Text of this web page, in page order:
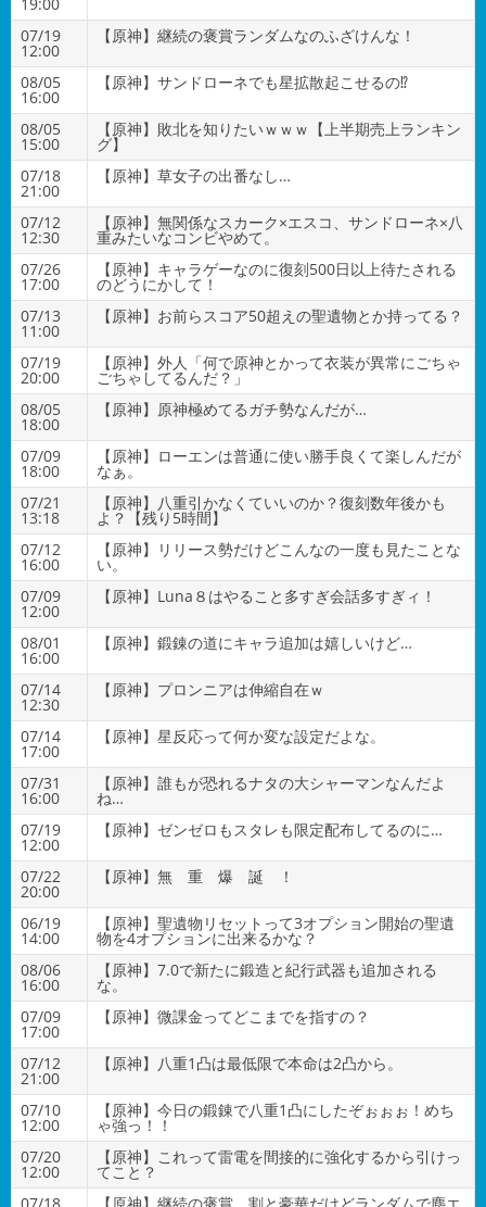
07/19
12:00
【原神】継続の褒賞ランダムなのふざけんな！
08/05
16:00
【原神】サンドローネでも星拡散起こせるの⁉
08/05
15:00
【原神】敗北を知りたいｗｗｗ【上半期売上ランキン
グ】
07/18
21:00
【原神】草女子の出番なし…
07/12
12:30
【原神】無関係なスカーク×エスコ、サンドローネ×八
重みたいなコンビやめて。
07/26
17:00
【原神】キャラゲーなのに復刻500日以上待たされる
のどうにかして！
07/13
11:00
【原神】お前らスコア50超えの聖遺物とか持ってる？
07/19
20:00
【原神】外人「何で原神とかって衣装が異常にごちゃ
ごちゃしてるんだ？」
08/05
18:00
【原神】原神極めてるガチ勢なんだが…
07/09
18:00
【原神】ローエンは普通に使い勝手良くて楽しんだが
なぁ。
07/21
13:18
【原神】八重引かなくていいのか？復刻数年後かも
よ？【残り5時間】
07/12
16:00
【原神】リリース勢だけどこんなの一度も見たことな
い。
07/09
12:00
【原神】Luna８はやること多すぎ会話多すぎィ！
08/01
16:00
【原神】鍛錬の道にキャラ追加は嬉しいけど…
07/14
12:30
【原神】プロンニアは伸縮自在ｗ
07/14
17:00
【原神】星反応って何か変な設定だよな。
07/31
16:00
【原神】誰もが恐れるナタの大シャーマンなんだよ
ね…
07/19
12:00
【原神】ゼンゼロもスタレも限定配布してるのに…
07/22
20:00
【原神】無 重 爆 誕 ！
06/19
14:00
【原神】聖遺物リセットって3オプション開始の聖遺
物を4オプションに出来るかな？
08/06
16:00
【原神】7.0で新たに鍛造と紀行武器も追加される
な。
07/09
17:00
【原神】微課金ってどこまでを指すの？
07/12
21:00
【原神】八重1凸は最低限で本命は2凸から。
07/10
12:00
【原神】今日の鍛錬で八重1凸にしたぞぉぉぉ！めち
ゃ強っ！！
07/20
12:00
【原神】これって雷電を間接的に強化するから引けっ
てこと？